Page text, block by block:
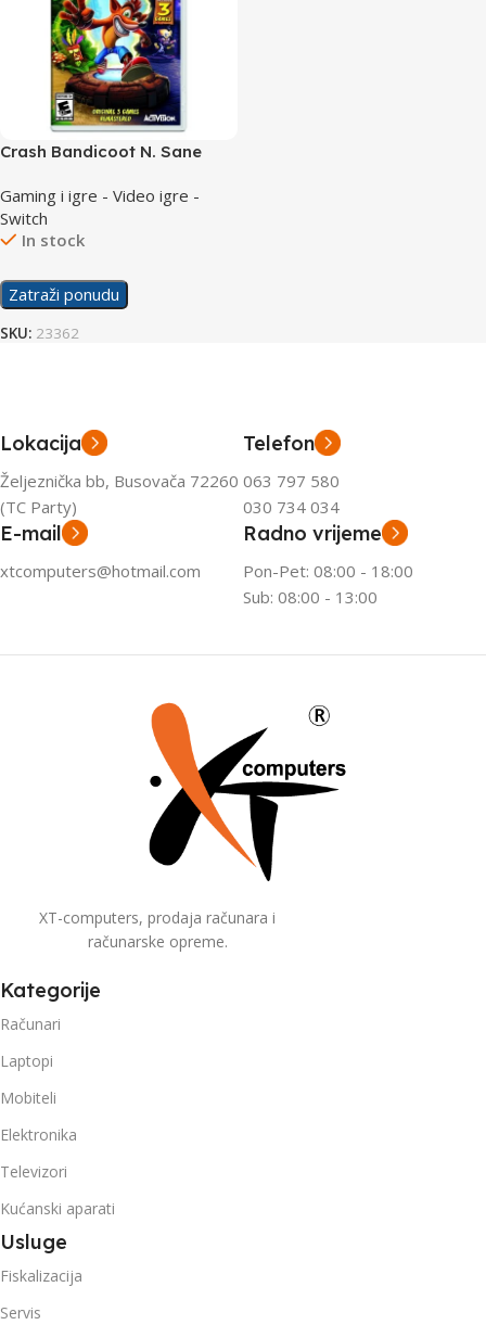
Crash Bandicoot N. Sane
Gaming i igre - Video igre -
Switch
In stock
Zatraži ponudu
SKU: 23362
Lokacija
Željeznička bb, Busovača 72260
(TC Party)
Telefon
063 797 580
030 734 034
E-mail
xtcomputers@hotmail.com
Radno vrijeme
Pon-Pet: 08:00 - 18:00
Sub: 08:00 - 13:00
XT-computers, prodaja računara i
računarske opreme.
Kategorije
Računari
Laptopi
Mobiteli
Elektronika
Televizori
Kućanski aparati
Usluge
Fiskalizacija
Servis